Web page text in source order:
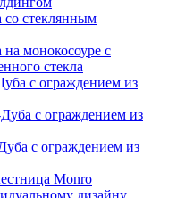
со стеклянным
монокосоуре с
стекла
с ограждением из
с ограждением из
с ограждением из
Monro
дизайну